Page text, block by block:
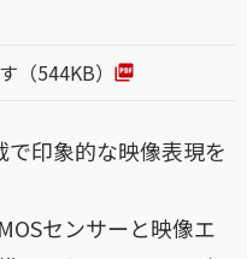
（544KB）
印象的な映像表現を
センサーと映像エ